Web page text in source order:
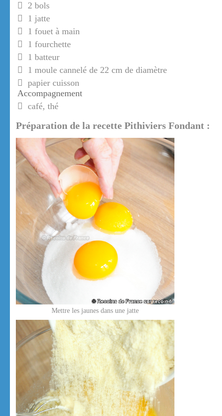
2 bols
1 jatte
1 fouet à main
1 fourchette
1 batteur
1 moule cannelé de 22 cm de diamètre
papier cuisson
Accompagnement
café, thé
Préparation de la recette Pithiviers Fondant :
Mettre les jaunes dans une jatte